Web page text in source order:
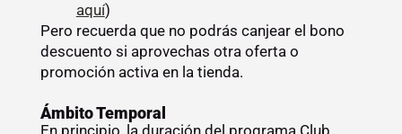
aquí)
Pero recuerda que no podrás canjear el bono
descuento si aprovechas otra oferta o
promoción activa en la tienda.
Ámbito Temporal
En principio, la duración del programa Club